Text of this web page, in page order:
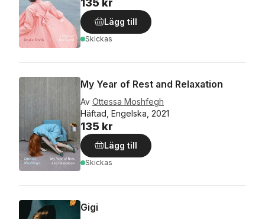
135 kr
Lägg till
Skickas
My Year of Rest and Relaxation
Av Ottessa Moshfegh
Häftad, Engelska, 2021
135 kr
Lägg till
Skickas
Gigi